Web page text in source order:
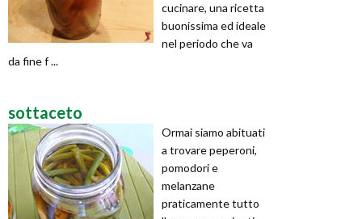
cucinare, una ricetta
buonissima ed ideale
nel periodo che va
da fine f ...
sottaceto
Ormai siamo abituati
a trovare peperoni,
pomodori e
melanzane
praticamente tutto